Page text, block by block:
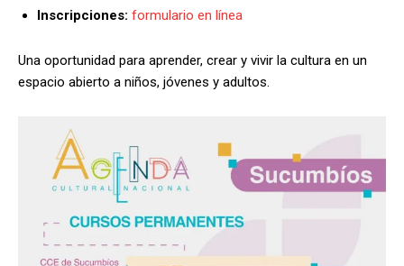
Inscripciones: formulario en línea
Una oportunidad para aprender, crear y vivir la cultura en un
espacio abierto a niños, jóvenes y adultos.